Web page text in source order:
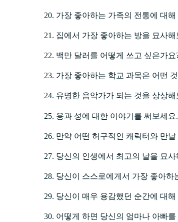
가장 좋아하는 가족의 전통에 대해
집에서 가장 좋아하는 방을 묘사해
백만 달러를 어떻게 쓰고 싶은가요
가장 좋아하는 학교 과목은 어떤
유명한 음악가가 되는 것을 상상해
용과 성에 대한 이야기를 써보세요.
만약 어떤 허구적인 캐릭터와 만
당신의 인생에서 최고의 날을 묘사
당신이 스스로에게서 가장 좋아하
당신이 매우 용감했던 순간에 대해
어떻게 하면 당신의 엄마나 아빠